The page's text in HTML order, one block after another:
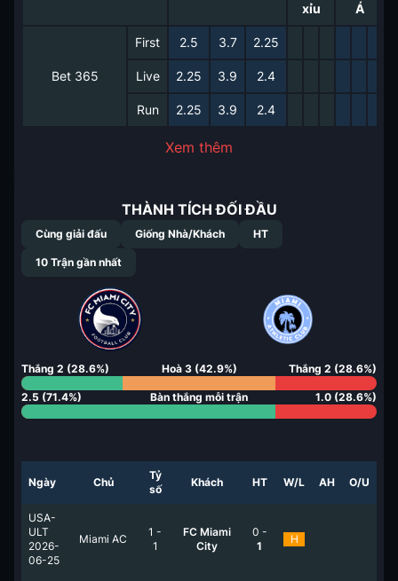
xỉu
Á
Bet 365
First 2.5 3.7 2.25
Live 2.25 3.9 2.4
Run 2.25 3.9 2.4
Xem thêm
THÀNH TÍCH ĐỐI ĐẦU
Cùng giải đấu Giống Nhà/Khách HT
10 Trận gần nhất
Thắng 2 (28.6%) Hoà 3(42.9%) Thắng 2 (28.6%)
2.5 (71.4%) Bàn thắng mỗi trận 1.0 (28.6%)
Ngày Chủ
Tỷ
số
Khách HT W/L AH O/U
USA-
ULT
2026-
06-25
Miami AC
1 -
1
FC Miami
City
0 -
1
H